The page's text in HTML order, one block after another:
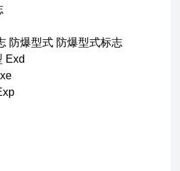
防爆型式 防爆型式标志
Exd